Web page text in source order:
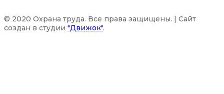
© 2020 Охрана труда. Все права защищены. | Сайт
создан в студии "Движок".